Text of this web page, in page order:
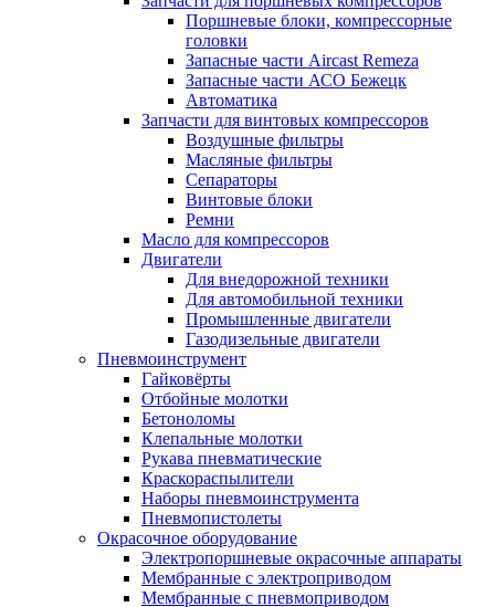
Поршневые блоки, компрессорные
головки
Запасные части Aircast Remeza
Запасные части АСО Бежецк
Автоматика
Запчасти для винтовых компрессоров
Воздушные фильтры
Масляные фильтры
Сепараторы
Винтовые блоки
Ремни
Масло для компрессоров
Двигатели
Для внедорожной техники
Для автомобильной техники
Промышленные двигатели
Газодизельные двигатели
Пневмоинструмент
Гайковёрты
Отбойные молотки
Бетоноломы
Клепальные молотки
Рукава пневматические
Краскораспылители
Наборы пневмоинструмента
Пневмопистолеты
Окрасочное оборудование
Электропоршневые окрасочные аппараты
Мембранные с электроприводом
Мембранные с пневмоприводом